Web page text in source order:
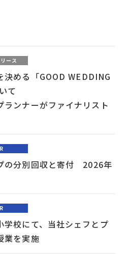
ース
決める「GOOD WEDDING
て
ランナーがファイナリスト
の分別回収と寄付 2026年
学校にて、当社シェフとプ
業を実施